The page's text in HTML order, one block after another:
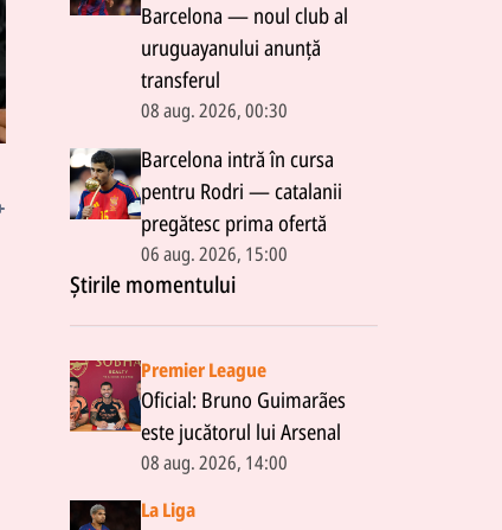
Barcelona — noul club al
uruguayanului anunță
transferul
08 aug. 2026, 00:30
Barcelona intră în cursa
pentru Rodri — catalanii
pregătesc prima ofertă
06 aug. 2026, 15:00
Știrile momentului
Premier League
Oficial: Bruno Guimarães
este jucătorul lui Arsenal
08 aug. 2026, 14:00
La Liga